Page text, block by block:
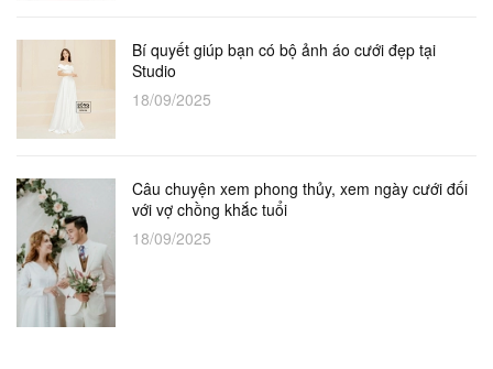
Bí quyết giúp bạn có bộ ảnh áo cưới đẹp tại
Studio
18/09/2025
Câu chuyện xem phong thủy, xem ngày cưới đối
với vợ chồng khắc tuổi
18/09/2025